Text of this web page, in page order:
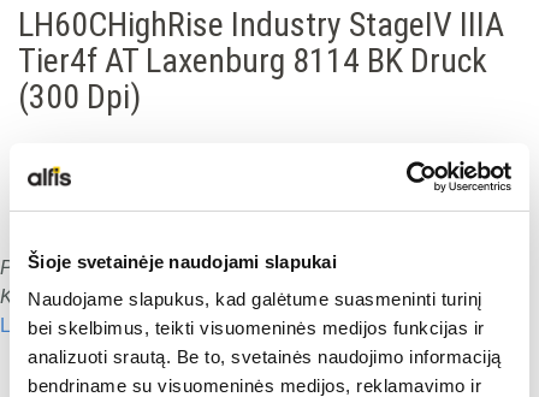
Šioje svetainėje naudojami slapukai
Naudojame slapukus, kad galėtume suasmeninti turinį
bei skelbimus, teikti visuomeninės medijos funkcijas ir
analizuoti srautą. Be to, svetainės naudojimo informaciją
bendriname su visuomeninės medijos, reklamavimo ir
PRODUKTI
LIEBHERR SISTĒMAS
LIEBHERR USED
LH60CHighRise Industry StageIV IIIA
Tier4f AT Laxenburg 8114 BK Druck
(300 Dpi)
Publicēts:15.01.2020
Komentāru skaits:0
Dalies ar šo:
Lasīt nākamo